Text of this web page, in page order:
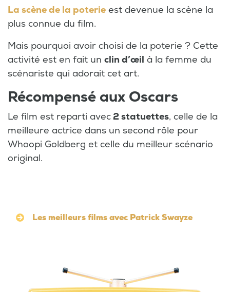
La scène de la poterie est devenue la scène la
plus connue du film.
Mais pourquoi avoir choisi de la poterie ? Cette
activité est en fait un clin d’œil à la femme du
scénariste qui adorait cet art.
Récompensé aux Oscars
Le film est reparti avec 2 statuettes, celle de la
meilleure actrice dans un second rôle pour
Whoopi Goldberg et celle du meilleur scénario
original.
Les meilleurs films avec Patrick Swayze